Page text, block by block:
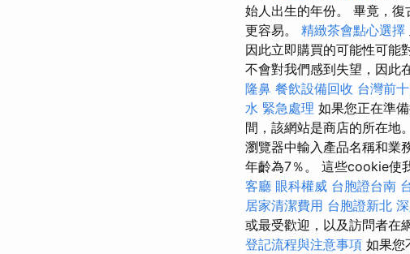
始人出生的年份。 畢竟，
更容易。 精緻茶會點心選擇
因此立即購買的可能性可能
不會對我們感到失望，因此
隆鼻 餐飲設備回收 台灣前
水 緊急處理 如果您正在準
間，該網站是商店的所在地。
瀏覽器中輸入產品名稱和業
年齡為7％。 這些cookie使
客廳 眼科權威 台胞證台南
居家清潔費用 台胞證新北
或最受歡迎，以及訪問者在
登記流程與注意事項 如果您